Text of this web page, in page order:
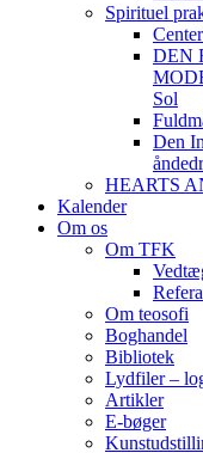
Spirituel
DEN
Sol
Den
HEARTS
Kalender
Om os
Om TFK
Om teosofi
Boghandel
Bibliotek
Lydfiler –
Artikler
E-bøger